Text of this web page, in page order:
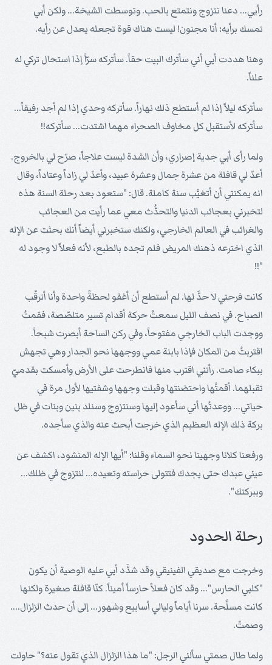
رأيي... دعنا نتزوج ونتمتع بالحب. وتوسطت الشيخة... ولكن أبي
تمسك برأيه: أنا مجنون! ليست هناك قوة تجعله يعدل عن رأيه.
وهنا هددت أبي أني سأترك البيت حقاً. سأتركه سرّاً إذا استحال تركي له
علناً.
سأتركه ليلاً إذا لم أستطع ذلك نهاراً. سأتركه وحدي إذا لم أجد رفيقاً...
سأتركه لأستقبل كل مخاوف الصحراء مهما اشتدت... سأتركه!!
ولما رأى أبي جدية إصراري، وأن الشدة ليست علاجاً، صرّح لي بالخروج.
أعدّ لي قافلة من عشرة جمال وعشرة عبيد، وأعدّ لي زاداً وعتاداً، وقال
انه يمكنني أن أتغيَّب سنة كاملة. قال: "ستعود بعد رحلة السنة هذه
لتخبرني بعجائب الدنيا والتحدُّث معي عما رأيت من العجائب
والغرائب في العالم الخارجي، ولكنك ستخبرني أيضاً أنك بحثت عن الإله
الذي اخترعه ذهنك المريض فلم تجده بالطبع، لأنه فعلاً لا وجود له
"!!
كانت فرحتي لا حدَّ لها. لم أستطع أن أغفو لحظةً واحدة وأنا أترقّب
الصباح. في نصف الليل سمعتُ حركة أقدام تسير متلصّصة، فقمتُ
ووجدت الباب الخارجي مفتوحاً، وفي ركن الساحة أبصرت شبحاً.
اقتربتُ من المكان فإذا بابنة عمي ووجهها نحو الجدار وهي تجهش
ببكاء صامت. رأتني اقترب منها فانطرحت على الأرض وأمسكت بقدميّ
تقبلهما. أقمتُها واحتضنتها وقبلت وجهها وشفتيها لأول مرة في
حياتي... ووعدتُها أني سأعود إليها وسنتزوج وسنلد بنين وبنات في ظل
بركة ذلك الإله العظيم الذي خرجت أبحث عنه والذي سأجده.
ورفعنا كلانا وجهينا نحو السماء وقلنا: "أيها الإله المنشود، اكشف عن
عيني عبدك حتى يجدك فتتولى حراسته وتعيده... لنتزوج في ظلك...
وببركتك".
رحلة الحدود
وخرجت مع صديقي الفينيقي وقد شدَّد أبي عليه الوصية أن يكون
"كلبي الحارس"... وقد كان فعلاً حارساً أميناً. كنّا قافلة صغيرة ولكنها
كانت مسلَّحة. سرنا أياماً وليالي أسابيع وشهور... إلى أن حدث الزلزال....
وصمتّ.
ولما طال صمتي سألني الرجل: "ما هذا الزلزال الذي تقول عنه؟" حاولت